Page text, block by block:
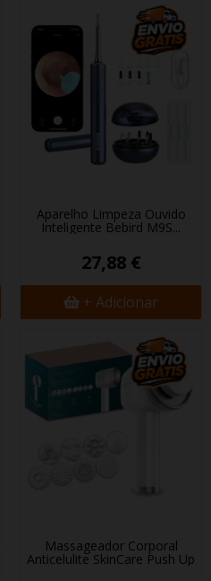
Aparelho Limpeza Ouvido
Inteligente Bebird M9S...
27,88 €
+ Adicionar
Massageador Corporal
Anticelulite SkinCare Push Up